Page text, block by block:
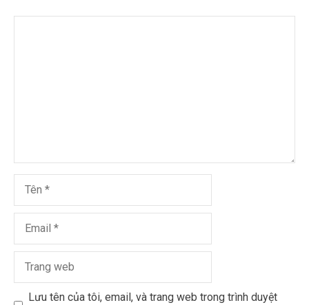
Lưu tên của tôi, email, và trang web trong trình duyệt